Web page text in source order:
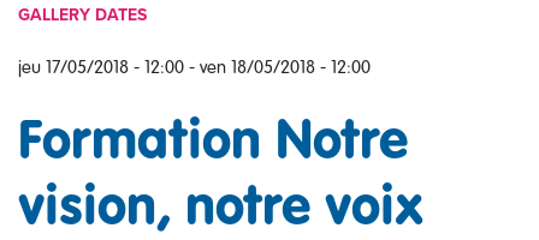
GALLERY DATES
jeu 17/05/2018 - 12:00 - ven 18/05/2018 - 12:00
Formation Notre
vision, notre voix